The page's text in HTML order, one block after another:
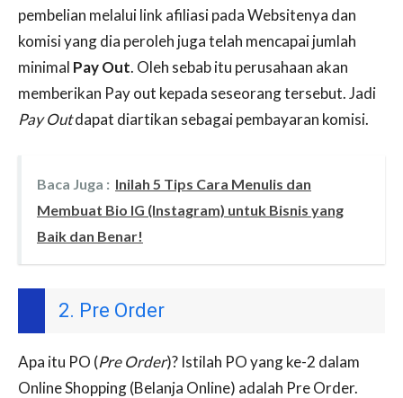
pembelian melalui link afiliasi pada Websitenya dan
komisi yang dia peroleh juga telah mencapai jumlah
minimal Pay Out. Oleh sebab itu perusahaan akan
memberikan Pay out kepada seseorang tersebut. Jadi
Pay Outdapat diartikan sebagai pembayaran komisi.
Baca Juga : Inilah 5 Tips Cara Menulis dan
Membuat Bio IG (Instagram) untuk Bisnis yang
Baik dan Benar!
2. Pre Order
Apa itu PO (Pre Order)? Istilah PO yang ke-2 dalam
Online Shopping (Belanja Online) adalah Pre Order.